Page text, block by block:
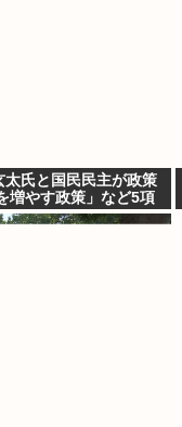
氏と国民民主が政策
増やす政策」など5項